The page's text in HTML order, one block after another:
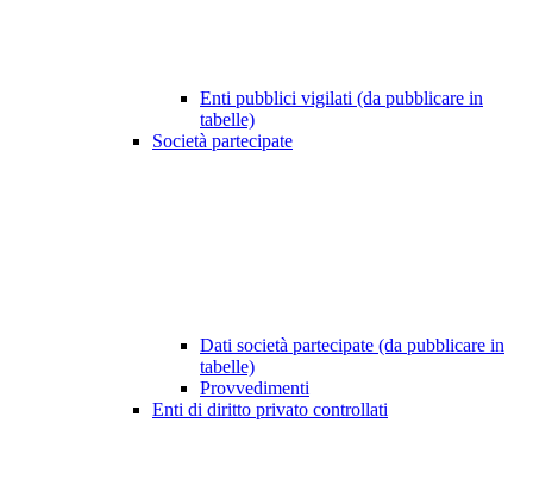
Enti pubblici vigilati (da pubblicare in
tabelle)
Società partecipate
Dati società partecipate (da pubblicare in
tabelle)
Provvedimenti
Enti di diritto privato controllati